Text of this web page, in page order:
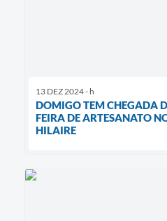
13 DEZ 2024 - h
DOMIGO TEM CHEGADA
FEIRA DE ARTESANATO
HILAIRE